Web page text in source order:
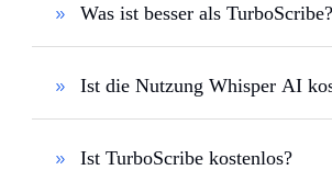
Was ist besser als TurboScribe?
Ist die Nutzung Whisper AI
Ist TurboScribe kostenlos?